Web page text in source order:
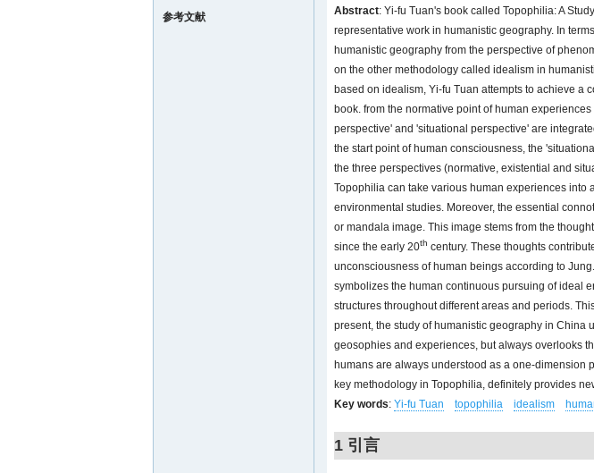
参考文献
Abstract: Yi-fu Tuan's book called Topophilia: A
representative work in humanistic geography. In
humanistic geography from the perspective of
on the other methodology called idealism in
based on idealism, Yi-fu Tuan attempts to achieve a
book. from the normative point of human
perspective' and 'situational perspective' are
the start point of human consciousness, the
the three perspectives (normative, existential and
Topophilia can take various human experiences into
environmental studies. Moreover, the essential
or mandala image. This image stems from the
since the early 20th century. These thoughts
unconsciousness of human beings according to
symbolizes the human continuous pursuing of ideal
structures throughout different areas and periods.
present, the study of humanistic geography in China
geosophies and experiences, but always overlooks
humans are always understood as a one-dimension
key methodology in Topophilia, definitely provides
Key words: Yi-fu Tuan topophilia idealism
1 引言